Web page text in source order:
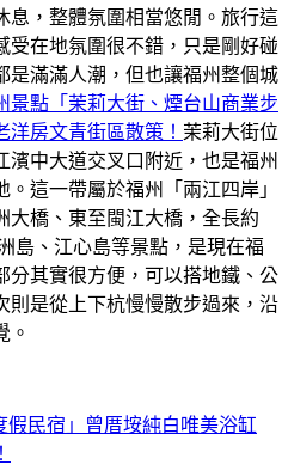
息，整體氛圍相當悠閒。旅行這
受在地氛圍很不錯，只是剛好碰
是滿滿人潮，但也讓福州整個城
景點「茉莉大街、煙台山商業步
房文青街區散策！ 茉莉大街位
中大道交叉口附近，也是福州
這一帶屬於福州「兩江四岸」
大橋、東至閩江大橋，全長約
島、江心島等景點，是現在福
分其實很方便，可以搭地鐵、公
則是從上下杭慢慢散步過來，沿
。
假民宿」曾厝垵純白唯美浴缸